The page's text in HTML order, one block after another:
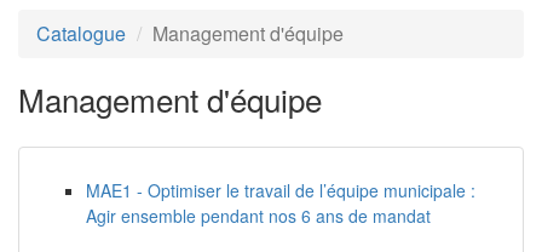
Catalogue Management d'équipe
Management d'équipe
MAE1 - Optimiser le travail de l’équipe municipale :
Agir ensemble pendant nos 6 ans de mandat